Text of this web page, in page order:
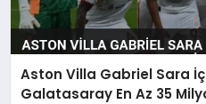
Aston Villa Gabriel Sara
Galatasaray En Az 35